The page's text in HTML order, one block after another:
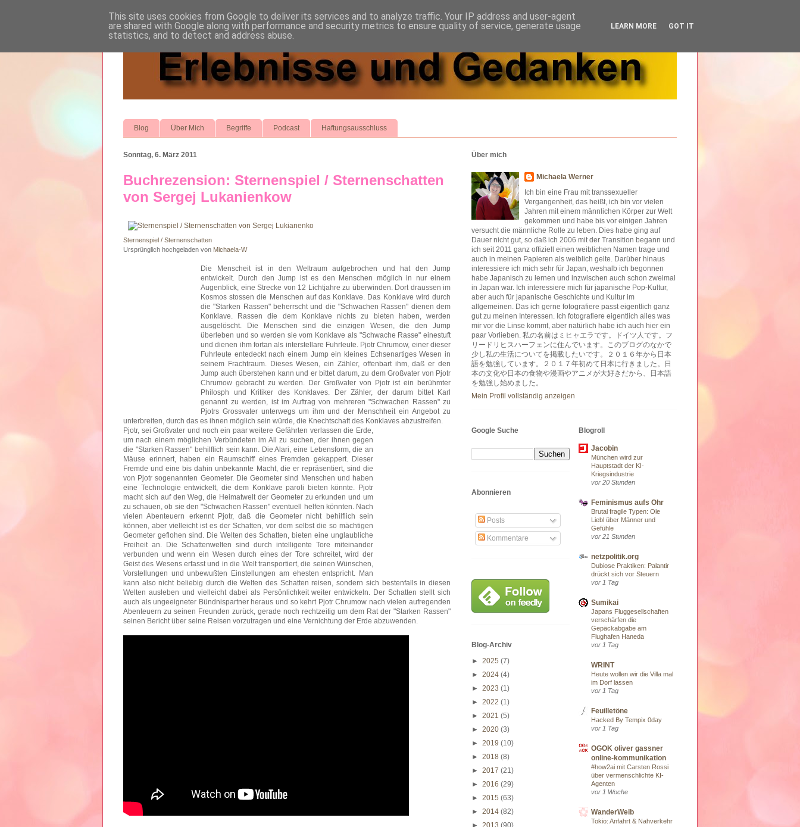
Blog Über Mich Begriffe Podcast Haftungsausschluss
Sonntag, 6. März 2011
Buchrezension: Sternenspiel / Sternenschatten
von Sergej Lukanienkow
Sternenspiel / Sternenschatten
Ursprünglich hochgeladen von Michaela-W
Die Menscheit ist in den Weltraum aufgebrochen und hat den Jump
entwickelt. Durch den Jump ist es den Menschen möglich in nur einem
Augenblick, eine Strecke von 12 Lichtjahre zu überwinden. Dort draussen im
Kosmos stossen die Menschen auf das Konklave. Das Konklave wird durch
die "Starken Rassen" beherrscht und die "Schwachen Rassen" dienen dem
Konklave. Rassen die dem Konklave nichts zu bieten haben, werden
ausgelöscht. Die Menschen sind die einzigen Wesen, die den Jump
überleben und so werden sie vom Konklave als "Schwache Rasse" einestuft
und dienen ihm fortan als interstellare Fuhrleute. Pjotr Chrumow, einer dieser
Fuhrleute entedeckt nach einem Jump ein kleines Echsenartiges Wesen in
seinem Frachtraum. Dieses Wesen, ein Zähler, offenbart ihm, daß er den
Jump auch überstehen kann und er bittet darum, zu dem Großvater von Pjotr
Chrumow gebracht zu werden. Der Großvater von Pjotr ist ein berühmter
Philosph und Kritiker des Konklaves. Der Zähler, der darum bittet Karl
genannt zu werden, ist im Auftrag von mehreren "Schwachen Rassen" zu
Pjotrs Grossvater unterwegs um ihm und der Menschheit ein Angebot zu
unterbreiten, durch das es ihnen möglich sein würde, die Knechtschaft des Konklaves abzustreifen.
Pjotr, sei Großvater und noch ein paar weitere Gefährten verlassen die Erde,
um nach einem möglichen Verbündeten im All zu suchen, der ihnen gegen
die "Starken Rassen" behilflich sein kann. Die Alari, eine Lebensform, die an
Mäuse erinnert, haben ein Raumschiff eines Fremden gekappert. Dieser
Fremde und eine bis dahin unbekannte Macht, die er repräsentiert, sind die
von Pjotr sogenannten Geometer. Die Geometer sind Menschen und haben
eine Technologie entwickelt, die dem Konklave paroli bieten könnte. Pjotr
macht sich auf den Weg, die Heimatwelt der Geometer zu erkunden und um
zu schauen, ob sie den "Schwachen Rassen" eventuell helfen könnten. Nach
vielen Abenteuern erkennt Pjotr, daß die Geometer nicht behilflich sein
können, aber vielleicht ist es der Schatten, vor dem selbst die so mächtigen
Geometer geflohen sind. Die Welten des Schatten, bieten eine unglaubliche
Freiheit an. Die Schattenwelten sind durch intelligente Tore miteinander
verbunden und wenn ein Wesen durch eines der Tore schreitet, wird der
Geist des Wesens erfasst und in die Welt transportiert, die seinen Wünschen,
Vorstellungen und unbewußten Einstellungen am ehesten entspricht. Man
kann also nicht beliebig durch die Welten des Schatten reisen, sondern sich bestenfalls in diesen
Welten ausleben und vielleicht dabei als Persönlichkeit weiter entwickeln. Der Schatten stellt sich
auch als ungeeigneter Bündnispartner heraus und so kehrt Pjotr Chrumow nach vielen aufregenden
Abenteuern zu seinen Freunden zurück, gerade noch rechtzeitig um dem Rat der "Starken Rassen"
seinen Bericht über seine Reisen vorzutragen und eine Vernichtung der Erde abzuwenden.
Über mich
Michaela Werner
Ich bin eine Frau mit transsexueller
Vergangenheit, das heißt, ich bin vor vielen
Jahren mit einem männlichen Körper zur Welt
gekommen und habe bis vor einigen Jahren
versucht die männliche Rolle zu leben. Dies habe ging auf
Dauer nicht gut, so daß ich 2006 mit der Transition begann und
ich seit 2011 ganz offiziell einen weiblichen Namen trage und
auch in meinen Papieren als weiblich gelte. Darüber hinaus
interessiere ich mich sehr für Japan, weshalb ich begonnen
habe Japanisch zu lernen und inzwischen auch schon zweimal
in Japan war. Ich interessiere mich für japanische Pop-Kultur,
aber auch für japanische Geschichte und Kultur im
allgemeinen. Das ich gerne fotografiere passt eigentlich ganz
gut zu meinen Interessen. Ich fotografiere eigentlich alles was
mir vor die Linse kommt, aber natürlich habe ich auch hier ein
paar Vorlieben. 私の名前はミヒャエラです。ドイツ人です。フ
リードリヒスハーフェンに住んでいます。このブログのなかで
少し私の生活についてを掲載したいです。２０１６年から日本
語を勉強しています。２０１７年初めて日本に行きました。日
本の文化や日本の食物や漫画やアニメが大好きだから、日本語
を勉強し始めました。
Mein Profil vollständig anzeigen
Google Suche
Abonnieren
Posts
Kommentare
Blog-Archiv
► 2025 (7)
► 2024 (4)
► 2023 (1)
► 2022 (1)
► 2021 (5)
► 2020 (3)
► 2019 (10)
► 2018 (8)
► 2017 (21)
► 2016 (29)
► 2015 (63)
► 2014 (82)
Blogroll
Jacobin
München wird zur
Hauptstadt der KI-
Kriegsindustrie
vor 20 Stunden
Feminismus aufs Ohr
Brutal fragile Typen: Ole
Liebl über Männer und
Gefühle
vor 21 Stunden
netzpolitik.org
Dubiose Praktiken: Palantir
drückt sich vor Steuern
vor 1 Tag
Sumikai
Japans Fluggesellschaften
verschärfen die
Gepäckabgabe am
Flughafen Haneda
vor 1 Tag
WRINT
Heute wollen wir die Villa mal
im Dorf lassen
vor 1 Tag
Feuilletöne
Hacked By Tempix 0day
vor 1 Tag
OGOK oliver gassner
online-kommunikation
#how2ai mit Carsten Rossi
über vermenschlichte KI-
Agenten
vor 1 Woche
WanderWeib
Tokio: Anfahrt & Nahverkehr
This site uses cookies from Google to deliver its services and to analyze traffic. Your IP address and user-agent
are shared with Google along with performance and security metrics to ensure quality of service, generate usage
statistics, and to detect and address abuse.
LEARN MORE GOT IT